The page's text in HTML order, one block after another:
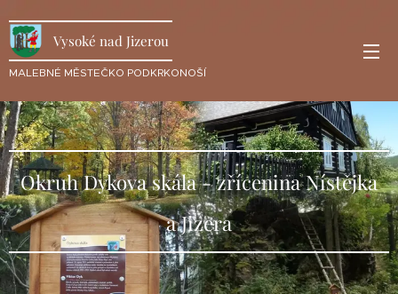
Vysoké nad Jizerou
MALEBNÉ MĚSTEČKO PODKRKONOŠÍ
Okruh Dykova skála - zřícenina Nístějka
a Jizera